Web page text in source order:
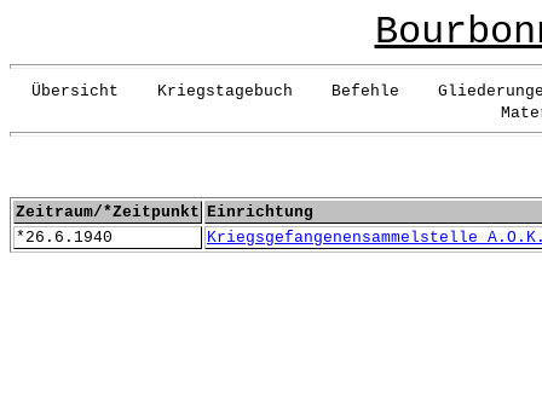
Übersicht Kriegstagebuch Befehle
Zeitraum/*Zeitpunkt Einrichtung
*26.6.1940
Kriegsgefangenensammelstelle